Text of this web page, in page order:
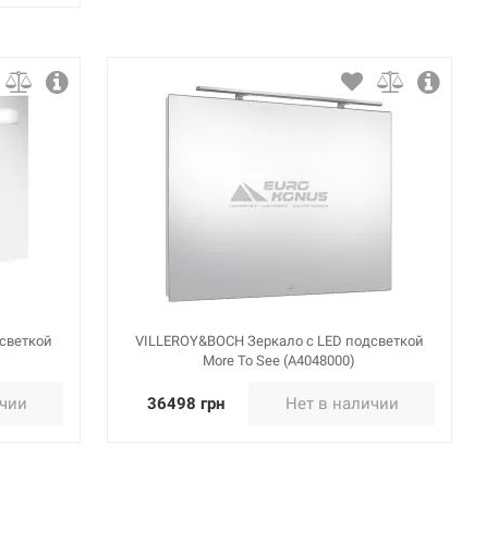
VILLEROY&BOCH Зеркало с LED подсветкой
More To See (A4048000)
36498 грн Нет в наличии